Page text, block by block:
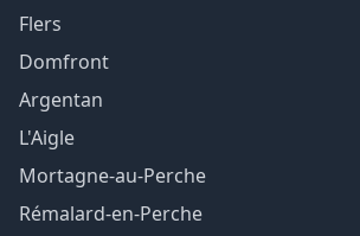
Flers
Domfront
Argentan
L'Aigle
Mortagne-au-Perche
Rémalard-en-Perche